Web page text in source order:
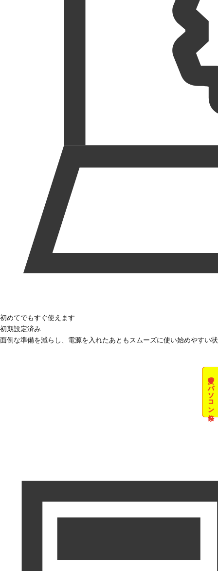
夏のパソコン祭
初めてでもすぐ使えます
初期設定済み
面倒な準備を減らし、電源を入れたあともスムーズに使い始めやすい